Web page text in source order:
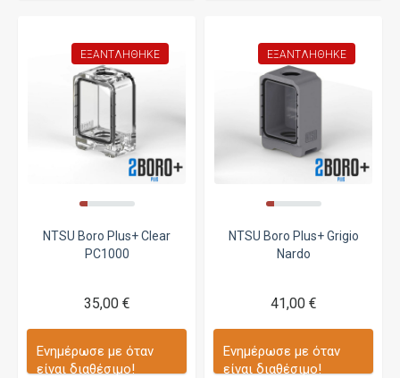
ΕΞΑΝΤΛΉΘΗΚΕ
NTSU Boro Plus+ Clear
PC1000
35,00 €
Ενημέρωσε με όταν
είναι διαθέσιμο!
ΕΞΑΝΤΛΉΘΗΚΕ
NTSU Boro Plus+ Grigio
Nardo
41,00 €
Ενημέρωσε με όταν
είναι διαθέσιμο!